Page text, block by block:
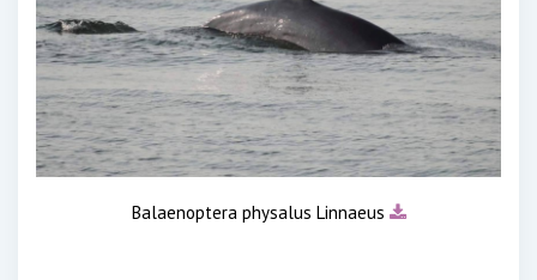
Balaenoptera physalus Linnaeus